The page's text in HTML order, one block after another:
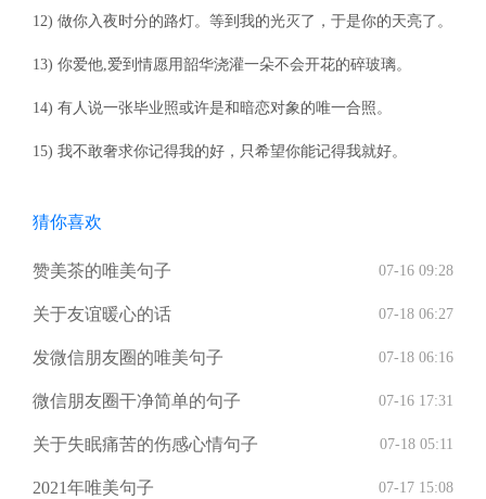
12) 做你入夜时分的路灯。等到我的光灭了，于是你的天亮了。
13) 你爱他,爱到情愿用韶华浇灌一朵不会开花的碎玻璃。
14) 有人说一张毕业照或许是和暗恋对象的唯一合照。
15) 我不敢奢求你记得我的好，只希望你能记得我就好。
猜你喜欢
赞美茶的唯美句子 07-16 09:28
关于友谊暖心的话 07-18 06:27
发微信朋友圈的唯美句子 07-18 06:16
微信朋友圈干净简单的句子 07-16 17:31
关于失眠痛苦的伤感心情句子 07-18 05:11
2021年唯美句子 07-17 15:08